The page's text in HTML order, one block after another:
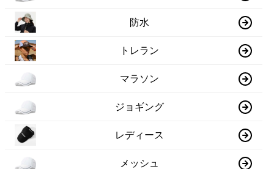
防水
トレラン
マラソン
ジョギング
レディース
メッシュ